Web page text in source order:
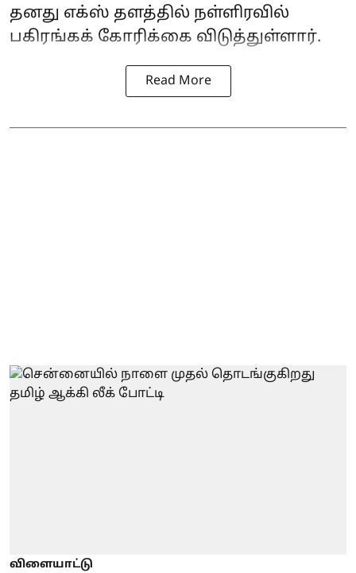
தனது எக்ஸ் தளத்தில் நள்ளிரவில்
பகிரங்கக் கோரிக்கை விடுத்துள்ளார்.
Read More
விளையாட்டு